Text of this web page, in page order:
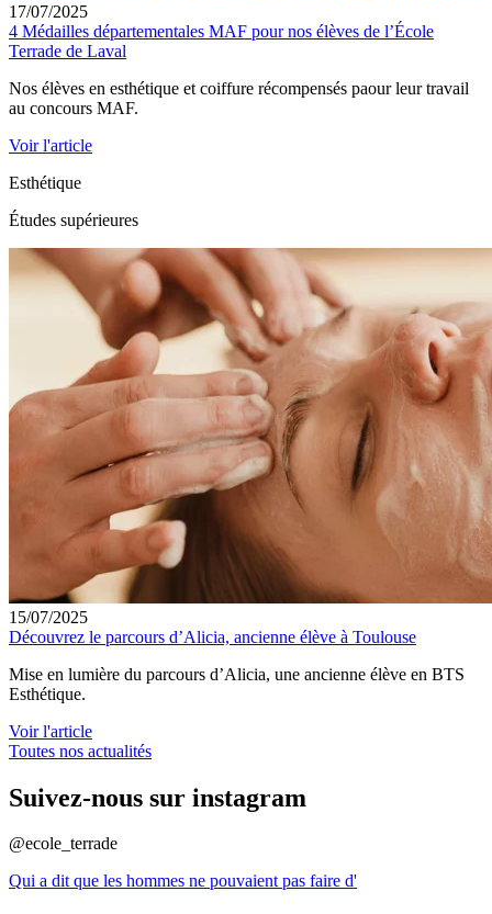
17/07/2025
4 Médailles départementales MAF pour nos élèves de l’École
Terrade de Laval
Nos élèves en esthétique et coiffure récompensés paour leur travail
au concours MAF.
Voir l'article
Esthétique
Études supérieures
15/07/2025
Découvrez le parcours d’Alicia, ancienne élève à Toulouse
Mise en lumière du parcours d’Alicia, une ancienne élève en BTS
Esthétique.
Voir l'article
Toutes nos actualités
Suivez-nous sur instagram
@ecole_terrade
Qui a dit que les hommes ne pouvaient pas faire d'